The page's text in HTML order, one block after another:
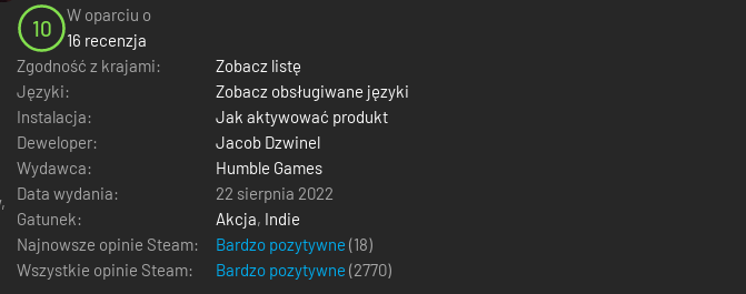
10
W oparciu o
16 recenzja
Zgodność z krajami:
Zobacz listę
Języki:
Zobacz obsługiwane języki
Instalacja:
Jak aktywować produkt
Deweloper:
Jacob Dzwinel
Wydawca:
Humble Games
Data wydania:
22 sierpnia 2022
Gatunek:
Akcja, Indie
Najnowsze opinie Steam:
Bardzo pozytywne (18)
Wszystkie opinie Steam:
Bardzo pozytywne (2770)